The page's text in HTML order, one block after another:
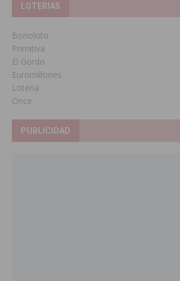
LOTERIAS
Bonoloto
Primitiva
El Gordo
Euromillones
Loteria
Once
PUBLICIDAD